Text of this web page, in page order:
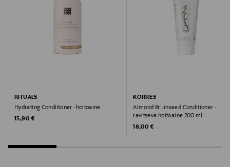
Syriaca Extract, Sodium Gluceptate.
Valmistajan osoite
Lönnrotinkatu 43a, 00180 Helsinki, Finland
RITUALS
Hydrating Conditioner -hoitoaine
Original Price
15,90 €
KORRES
Almond & Linseed Conditioner -
ravitseva hoitoaine 200 ml
Original Price
18,00 €